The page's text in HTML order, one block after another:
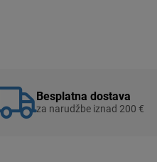
Besplatna dostava
za narudžbe iznad 200 €